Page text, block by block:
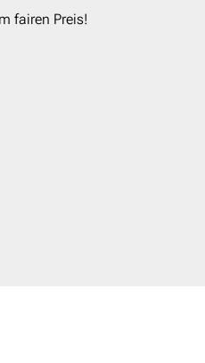
fairen Preis!